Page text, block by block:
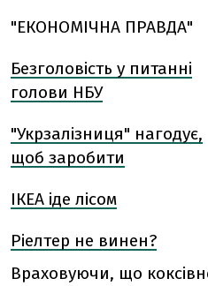
"ЕКОНОМІЧНА ПРАВДА"
Безголовість у питанні
голови НБУ
"Укрзалізниця" нагодує,
щоб заробити
ІКЕА іде лісом
Ріелтер не винен?
Враховуючи, що